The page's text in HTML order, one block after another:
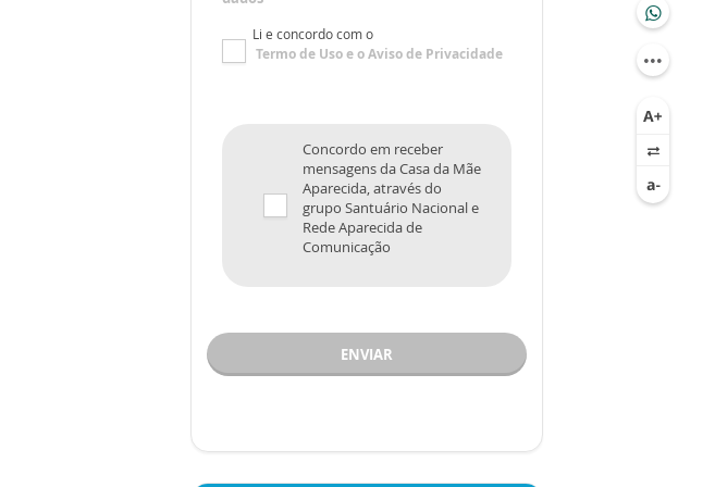
Li e concordo com o
Termo de Usoe oAviso de Privacidade
Concordo em receber
mensagens da Casa da Mãe
Aparecida, através do
grupo Santuário Nacional e
Rede Aparecida de
Comunicação
ENVIAR